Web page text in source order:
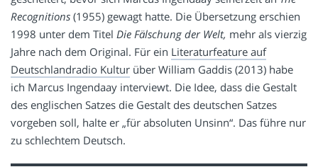
Recognitions (1955) gewagt hatte. Die Übersetzung erschien
1998 unter dem Titel Die Fälschung der Welt, mehr als vierzig
Jahre nach dem Original. Für ein Literaturfeature auf
Deutschlandradio Kultur über William Gaddis (2013) habe
ich Marcus Ingendaay interviewt. Die Idee, dass die Gestalt
des englischen Satzes die Gestalt des deutschen Satzes
vorgeben soll, halte er „für absoluten Unsinn“. Das führe nur
zu schlechtem Deutsch.